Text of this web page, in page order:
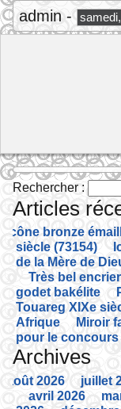
admin -
Rechercher :
Articles
Icône bronze
siècle (73154)
de la Mère de
Très bel
godet bakélite
Touareg XIXe
Afrique
Miroir
pour le concours
Archives
août 2026 juillet
avril 2026